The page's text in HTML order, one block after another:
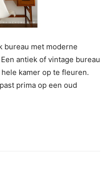
bureau met moderne
antiek of vintage bureau
kamer op te fleuren.
prima op een oud